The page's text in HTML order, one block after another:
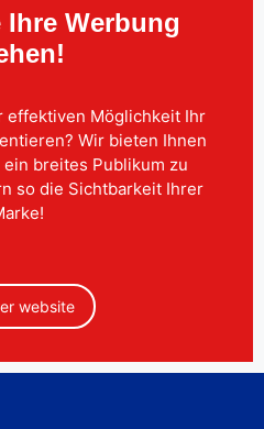
Werbung
effektiven Möglichkeit Ihr
Wir bieten Ihnen
breites Publikum zu
so die Sichtbarkeit Ihrer
website